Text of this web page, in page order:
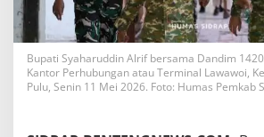
Bupati Syaharuddin Alrif bersama Dandim
Kantor Perhubungan atau Terminal Lawawoi,
Pulu, Senin 11 Mei 2026. Foto: Humas Pemkab